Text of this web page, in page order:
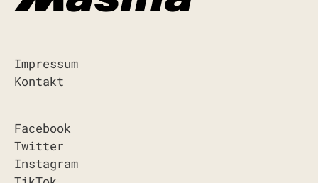
Impressum
Kontakt
Facebook
Twitter
Instagram